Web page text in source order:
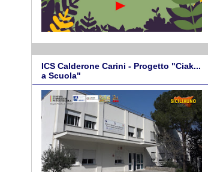
ICS Calderone Carini - Progetto "Ciak...
a Scuola"